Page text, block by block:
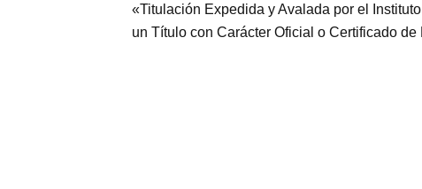
«Titulación Expedida y Avalada por el
un Título con Carácter Oficial o Certificado